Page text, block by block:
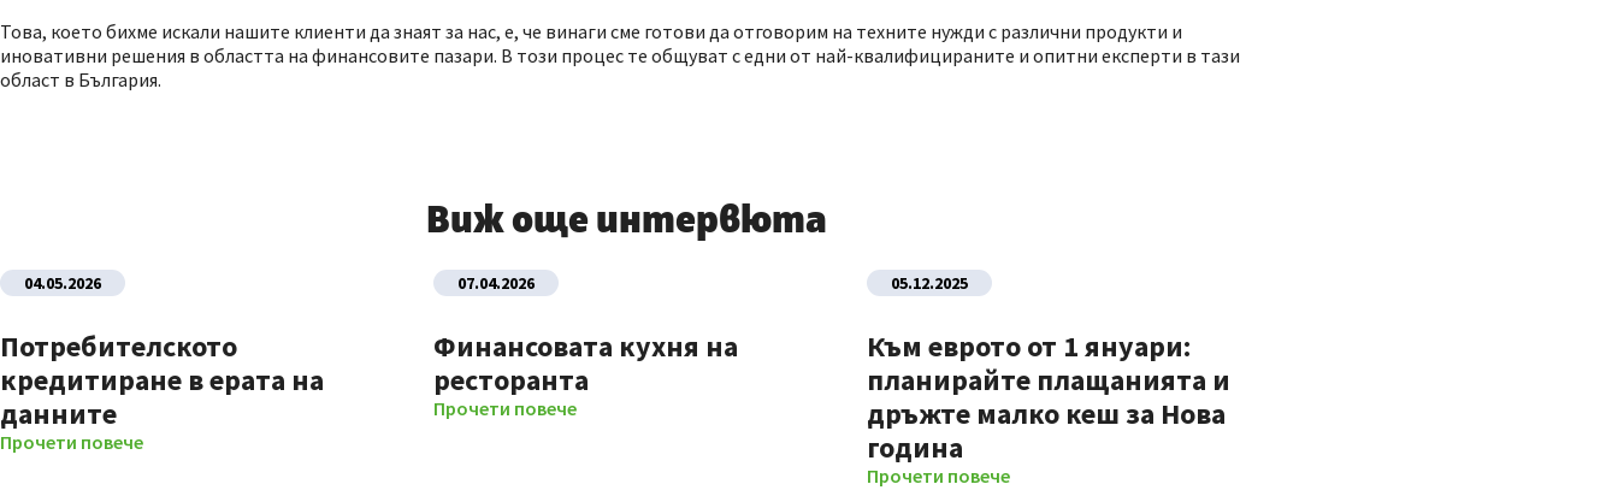
Това, което бихме искали нашите клиенти да знаят за нас, е, че винаги сме готови да отговорим на техните нужди с различни продукти и
иновативни решения в областта на финансовите пазари. В този процес те общуват с едни от най-квалифицираните и опитни експерти в тази
област в България.
Виж още интервюта
04.05.2026
Потребителското
кредитиране в ерата на
данните
Прочети повече
07.04.2026
Финансовата кухня на
ресторанта
Прочети повече
05.12.2025
Към еврото от 1 януари:
планирайте плащанията и
дръжте малко кеш за Нова
година
Прочети повече